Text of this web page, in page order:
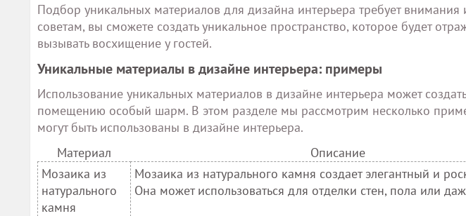
Подбор уникальных материалов для дизайна интерьера требует внимания
советам, вы сможете создать уникальное пространство, которое будет
вызывать восхищение у гостей.
Уникальные материалы в дизайне интерьера: примеры
Использование уникальных материалов в дизайне интерьера может
помещению особый шарм. В этом разделе мы рассмотрим несколько
могут быть использованы в дизайне интерьера.
Материал
Описание
Мозаика из
натурального
камня
Мозаика из натурального камня создает элегантный и
Она может использоваться для отделки стен, пола или